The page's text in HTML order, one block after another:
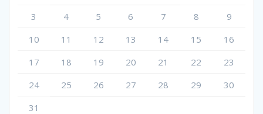
3
4 5 6 7 8
9
10
11 12 13 14 15
16
17
18 19 20 21 22
23
24
25 26 27 28 29
30
31